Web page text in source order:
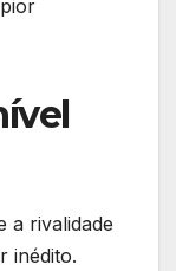
a rivalidade
inédito.